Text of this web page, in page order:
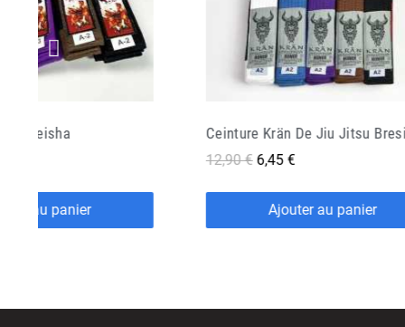
De Jiu Jitsu Bresilien
au panier
10,90 € 5,45 €
Ajouter au panier